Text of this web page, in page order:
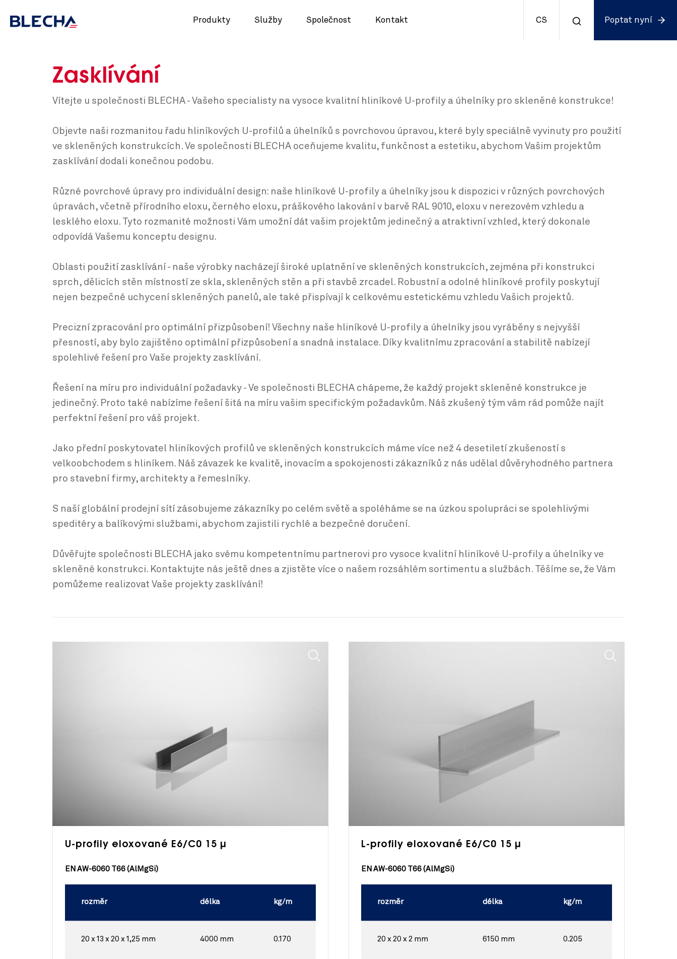
Produkty Služby Společnost Kontakt CS Poptat nyní
Zasklívání
Vítejte u společnosti BLECHA - Vašeho specialisty na vysoce kvalitní hliníkové U-profily a úhelníky pro skleněné konstrukce!
Objevte naši rozmanitou řadu hliníkových U-profilů a úhelníků s povrchovou úpravou, které byly speciálně vyvinuty pro použití
ve skleněných konstrukcích. Ve společnosti BLECHA oceňujeme kvalitu, funkčnost a estetiku, abychom Vašim projektům
zasklívání dodali konečnou podobu.
Různé povrchové úpravy pro individuální design: naše hliníkové U-profily a úhelníky jsou k dispozici v různých povrchových
úpravách, včetně přírodního eloxu, černého eloxu, práškového lakování v barvě RAL 9010, eloxu v nerezovém vzhledu a
lesklého eloxu. Tyto rozmanité možnosti Vám umožní dát vašim projektům jedinečný a atraktivní vzhled, který dokonale
odpovídá Vašemu konceptu designu.
Oblasti použití zasklívání - naše výrobky nacházejí široké uplatnění ve skleněných konstrukcích, zejména při konstrukci
sprch, dělicích stěn místností ze skla, skleněných stěn a při stavbě zrcadel. Robustní a odolné hliníkové profily poskytují
nejen bezpečné uchycení skleněných panelů, ale také přispívají k celkovému estetickému vzhledu Vašich projektů.
Precizní zpracování pro optimální přizpůsobení! Všechny naše hliníkové U-profily a úhelníky jsou vyráběny s nejvyšší
přesností, aby bylo zajištěno optimální přizpůsobení a snadná instalace. Díky kvalitnímu zpracování a stabilitě nabízejí
spolehlivé řešení pro Vaše projekty zasklívání.
Řešení na míru pro individuální požadavky - Ve společnosti BLECHA chápeme, že každý projekt skleněné konstrukce je
jedinečný. Proto také nabízíme řešení šitá na míru vašim specifickým požadavkům. Náš zkušený tým vám rád pomůže najít
perfektní řešení pro váš projekt.
Jako přední poskytovatel hliníkových profilů ve skleněných konstrukcích máme více než 4 desetiletí zkušeností s
velkoobchodem s hliníkem. Náš závazek ke kvalitě, inovacím a spokojenosti zákazníků z nás udělal důvěryhodného partnera
pro stavební firmy, architekty a řemeslníky.
S naší globální prodejní sítí zásobujeme zákazníky po celém světě a spoléháme se na úzkou spolupráci se spolehlivými
speditéry a balíkovými službami, abychom zajistili rychlé a bezpečné doručení.
Důvěřujte společnosti BLECHA jako svému kompetentnímu partnerovi pro vysoce kvalitní hliníkové U-profily a úhelníky ve
skleněné konstrukci. Kontaktujte nás ještě dnes a zjistěte více o našem rozsáhlém sortimentu a službách. Těšíme se, že Vám
pomůžeme realizovat Vaše projekty zasklívání!
U-profily eloxované E6/C0 15 µ
EN AW-6060 T66 (AlMgSi)
rozměr délka kg/m
20 x 13 x 20 x 1,25 mm 4000 mm 0.170
L-profily eloxované E6/C0 15 µ
EN AW-6060 T66 (AlMgSi)
rozměr délka kg/m
20 x 20 x 2 mm 6150 mm 0.205